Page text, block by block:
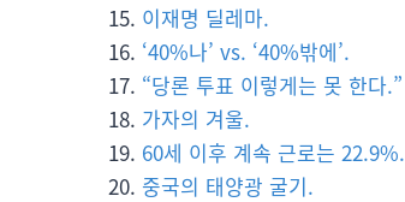
이재명 딜레마.
‘40%나’ vs. ‘40%밖에’.
“당론 투표 이렇게는 못 한다.”
가자의 겨울.
60세 이후 계속 근로는 22.9%.
중국의 태양광 굴기.